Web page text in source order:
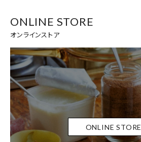
ONLINE STORE
オンラインストア
ONLINE STORE